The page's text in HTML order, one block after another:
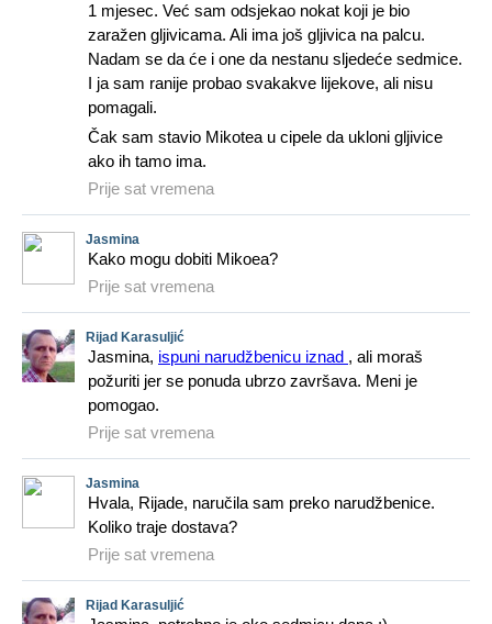
1 mjesec. Već sam odsjekao nokat koji je bio
zaražen gljivicama. Ali ima još gljivica na palcu.
Nadam se da će i one da nestanu sljedeće sedmice.
I ja sam ranije probao svakakve lijekove, ali nisu
pomagali.
Čak sam stavio Mikotea u cipele da ukloni gljivice
ako ih tamo ima.
Prije sat vremena
Jasmina
Kako mogu dobiti Mikoea?
Prije sat vremena
Rijad Karasuljić
Jasmina, ispuni narudžbenicu iznad , ali moraš
požuriti jer se ponuda ubrzo završava. Meni je
pomogao.
Prije sat vremena
Jasmina
Hvala, Rijade, naručila sam preko narudžbenice.
Koliko traje dostava?
Prije sat vremena
Rijad Karasuljić